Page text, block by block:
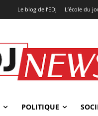
Le blog de l’EDJ L’école du
POLITIQUE